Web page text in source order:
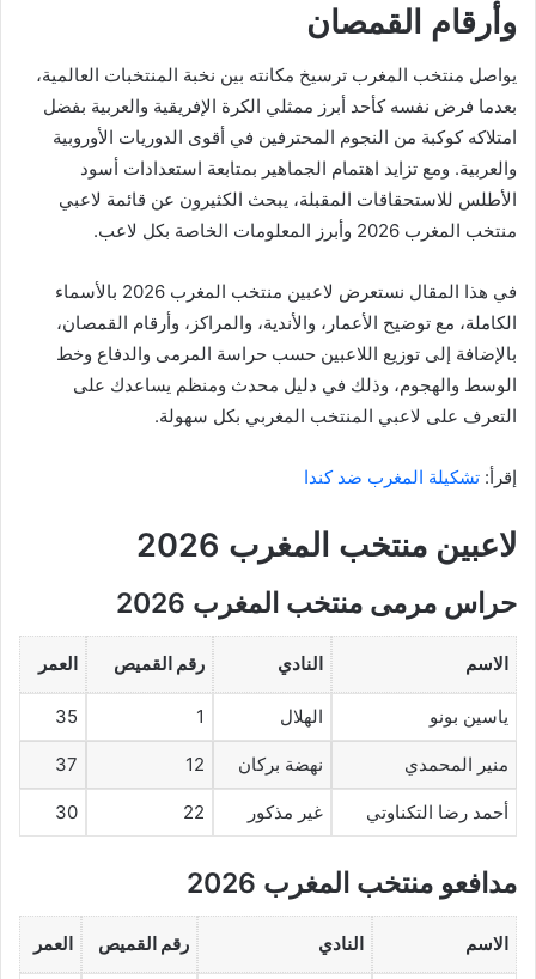
وأرقام القمصان
يواصل منتخب المغرب ترسيخ مكانته بين نخبة المنتخبات العالمية،
بعدما فرض نفسه كأحد أبرز ممثلي الكرة الإفريقية والعربية بفضل
امتلاكه كوكبة من النجوم المحترفين في أقوى الدوريات الأوروبية
والعربية. ومع تزايد اهتمام الجماهير بمتابعة استعدادات أسود
الأطلس للاستحقاقات المقبلة، يبحث الكثيرون عن قائمة لاعبي
منتخب المغرب 2026 وأبرز المعلومات الخاصة بكل لاعب.
في هذا المقال نستعرض لاعبين منتخب المغرب 2026 بالأسماء
الكاملة، مع توضيح الأعمار، والأندية، والمراكز، وأرقام القمصان،
بالإضافة إلى توزيع اللاعبين حسب حراسة المرمى والدفاع وخط
الوسط والهجوم، وذلك في دليل محدث ومنظم يساعدك على
التعرف على لاعبي المنتخب المغربي بكل سهولة.
إقرأ: تشكيلة المغرب ضد كندا
لاعبين منتخب المغرب 2026
حراس مرمى منتخب المغرب 2026
الاسم النادي رقم القميص العمر
ياسين بونو الهلال 1
35
منير المحمدي نهضة بركان 12
37
أحمد رضا التكناوتي غير مذكور 22
30
مدافعو منتخب المغرب 2026
الاسم النادي رقم القميص العمر